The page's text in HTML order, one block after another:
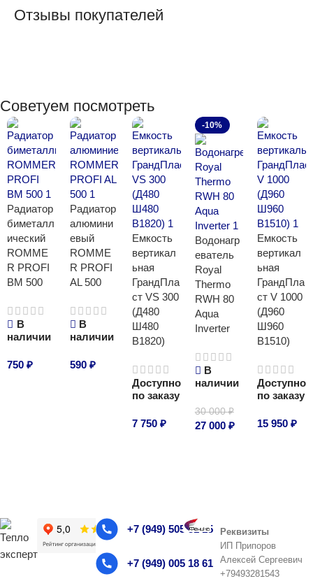
Отзывы покупателей
Советуем посмотреть
Радиатор
биметалл
ический
ROMME
R PROFI
BM 500
В
наличии
750 ₽
Радиатор
алюмини
евый
ROMME
R PROFI
AL 500
В
наличии
590 ₽
Емкость
вертикал
ьная
ГрандПла
ст VS 300
(Д480
Ш480
В1820)
Доступно
по заказу
7 750₽
-10%
Водонагр
еватель
Royal
Thermo
RWH 80
Aqua
Inverter
В
наличии
30 000₽
27 000 ₽
Емкость
вертикал
ьная
ГрандПла
ст V 1000
(Д960
Ш960
В1510)
Доступно
по заказу
15 950₽
+7 (949) 505 51 15
+7 (949) 005 18 61
Реквизиты
ИП Припоров
Алексей Сергеевич
+79493281543